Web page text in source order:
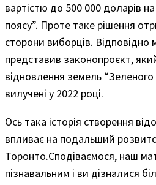
вартістю до 500 000 доларів
поясу”. Проте таке рішення
сторони виборців. Відповідно
представив законопроєкт,
відновлення земель “Зеленого
вилучені у 2022 році.
Ось така історія створення
впливає на подальший
Торонто.Сподіваємося, наш
пізнавальним і ви дізналися